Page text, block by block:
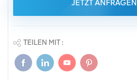
JETZT ANFRAGEN
TEILEN MIT :